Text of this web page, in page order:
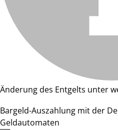
Änderung des Entgelts unter
Bargeld-Auszahlung mit der
Geldautomaten